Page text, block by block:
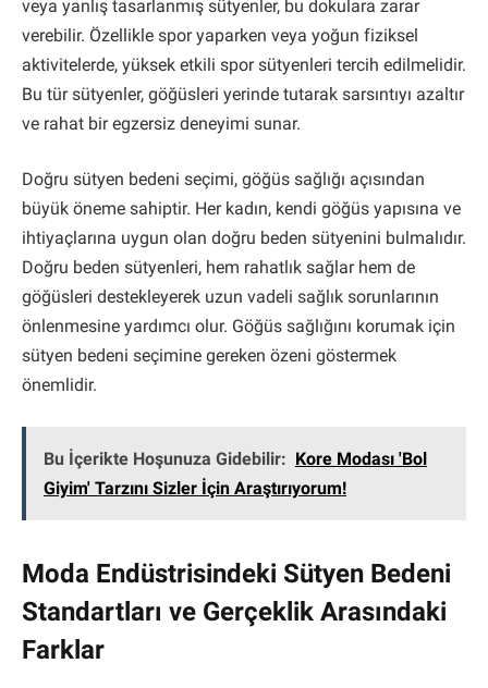
veya yanlış tasarlanmış sütyenler, bu dokulara zarar
verebilir. Özellikle spor yaparken veya yoğun fiziksel
aktivitelerde, yüksek etkili spor sütyenleri tercih edilmelidir.
Bu tür sütyenler, göğüsleri yerinde tutarak sarsıntıyı azaltır
ve rahat bir egzersiz deneyimi sunar.
Doğru sütyen bedeni seçimi, göğüs sağlığı açısından
büyük öneme sahiptir. Her kadın, kendi göğüs yapısına ve
ihtiyaçlarına uygun olan doğru beden sütyenini bulmalıdır.
Doğru beden sütyenleri, hem rahatlık sağlar hem de
göğüsleri destekleyerek uzun vadeli sağlık sorunlarının
önlenmesine yardımcı olur. Göğüs sağlığını korumak için
sütyen bedeni seçimine gereken özeni göstermek
önemlidir.
Bu İçerikte Hoşunuza Gidebilir: Kore Modası 'Bol
Giyim' Tarzını Sizler İçin Araştırıyorum!
Moda Endüstrisindeki Sütyen Bedeni
Standartları ve Gerçeklik Arasındaki
Farklar